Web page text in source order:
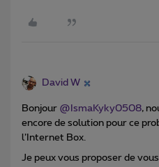
David W
Bonjour ​ @IsmaKyky0508,
encore de solution pour ce
l’Internet Box.
Je peux vous proposer de